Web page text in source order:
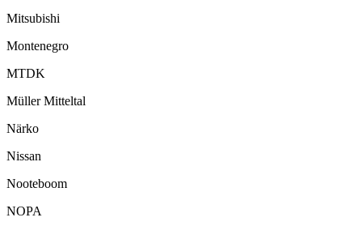
Mitsubishi
Montenegro
MTDK
Müller Mitteltal
Närko
Nissan
Nooteboom
NOPA